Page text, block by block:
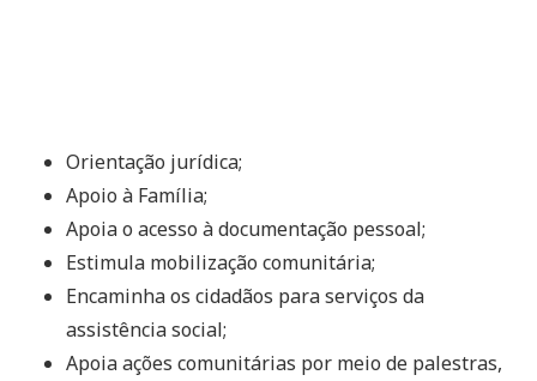
Orientação jurídica;
Apoio à Família;
Apoia o acesso à documentação pessoal;
Estimula mobilização comunitária;
Encaminha os cidadãos para serviços da
assistência social;
Apoia ações comunitárias por meio de palestras,